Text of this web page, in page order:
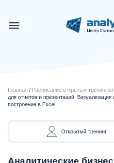
Главная / Расписание открытых тренингов
для отчетов и презентаций.
построение в Excel
Открытый тренинг
Аналитические